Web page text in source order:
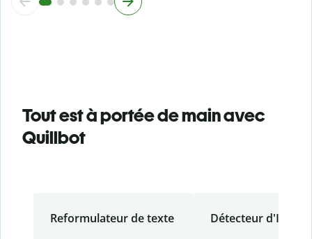
Tout est à portée de main avec
Quillbot
Reformulateur de texte Détecteur d'IA